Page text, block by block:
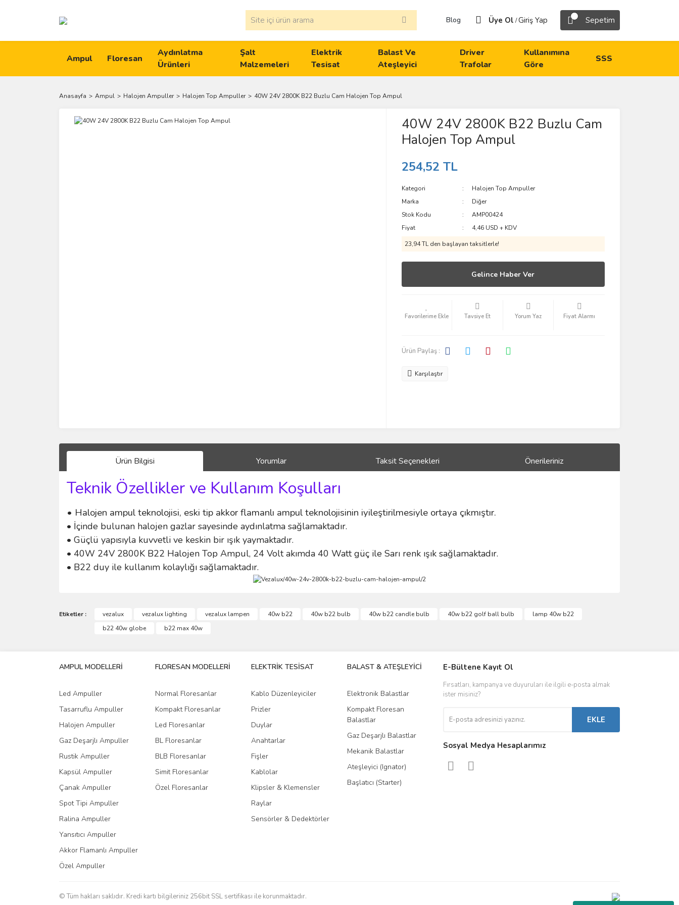
Blog Üye Ol /Giriş Yap Sepetim
Ampul Floresan
Aydınlatma
Ürünleri
Şalt
Malzemeleri
Elektrik
Tesisat
Balast Ve
Ateşleyici
Driver
Trafolar
Kullanımına
Göre
SSS
Anasayfa Ampul Halojen Ampuller Halojen Top Ampuller 40W 24V 2800K B22 Buzlu Cam Halojen Top Ampul
40W 24V 2800K B22 Buzlu Cam
Halojen Top Ampul
254,52 TL
Kategori
Halojen Top Ampuller
Marka
Diğer
Stok Kodu
AMP00424
Fiyat
4,46 USD + KDV
23,94 TL den başlayan taksitlerle!
Gelince Haber Ver
Tavsiye Et Yorum Yaz Fiyat Alarmı
Ürün Paylaş :
Karşılaştır
Ürün Bilgisi Yorumlar Taksit Seçenekleri Önerileriniz
Teknik Özellikler ve Kullanım Koşulları
• Halojen ampul teknolojisi, eski tip akkor flamanlı ampul teknolojisinin iyileştirilmesiyle ortaya çıkmıştır.
• İçinde bulunan halojen gazlar sayesinde aydınlatma sağlamaktadır.
• Güçlü yapısıyla kuvvetli ve keskin bir ışık yaymaktadır.
• 40W 24V 2800K B22 Halojen Top Ampul, 24 Volt akımda 40 Watt güç ile Sarı renk ışık sağlamaktadır.
• B22 duy ile kullanım kolaylığı sağlamaktadır.
Görüş ve önerileriniz için teşekkür ederiz.
Ürün bilgilerinde hatalar bulunuyor.
Bu ürüne benzer farklı alternatifler olmalı.
Gönder
Etiketler : vezalux vezalux lighting vezalux lampen 40w b22 40w b22 bulb 40w b22 candle bulb 40w b22 golf ball bulb
lamp 40w b22
b22 40w globe
b22 max 40w
AMPUL MODELLERİ
Led Ampuller
Tasarruflu Ampuller
Halojen Ampuller
Gaz Deşarjlı Ampuller
Rustik Ampuller
Kapsül Ampuller
Çanak Ampuller
Spot Tipi Ampuller
Ralina Ampuller
Yansıtıcı Ampuller
Akkor Flamanlı Ampuller
Özel Ampuller
FLORESAN MODELLERİ
Normal Floresanlar
Kompakt Floresanlar
Led Floresanlar
BL Floresanlar
BLB Floresanlar
Simit Floresanlar
Özel Floresanlar
ELEKTRİK TESİSAT
Kablo Düzenleyiciler
Prizler
Duylar
Anahtarlar
Fişler
Kablolar
Klipsler & Klemensler
Raylar
Sensörler & Dedektörler
BALAST & ATEŞLEYİCİ
Elektronik Balastlar
Kompakt Floresan
Balastlar
Gaz Deşarjlı Balastlar
Mekanik Balastlar
Ateşleyici (Ignator)
Başlatıcı (Starter)
DRIVER & TRAFO
Led Driverlar
Kontaktörler
Sigorta & Otomatlar
E-Bültene Kayıt Ol
Fırsatları, kampanya ve duyuruları ile ilgili e-posta almak
ister misiniz?
EKLE
Sosyal Medya Hesaplarımız
© Tüm hakları saklıdır. Kredi kartı bilgileriniz 256bit SSL sertifikası ile korunmaktadır.